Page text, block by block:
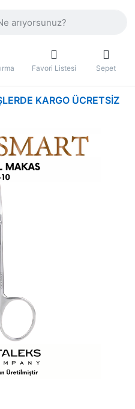
Favori Listesi Sepet
KARGO ÜCRETSIZ